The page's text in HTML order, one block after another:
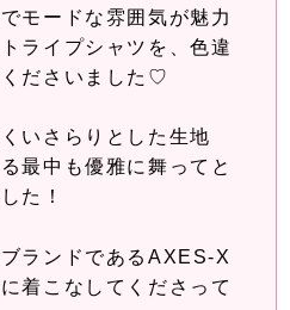
モードな雰囲気が魅力
ライプシャツを、色違
ださいました♡
いさらりとした生地
最中も優雅に舞ってと
た！
ランドであるAXES-X
着こなしてくださって